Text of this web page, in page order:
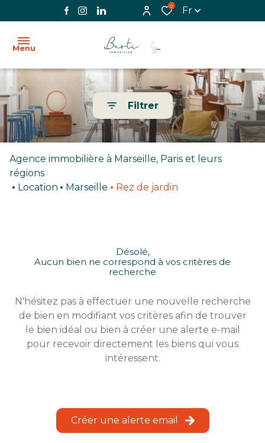
0 Fr
Menu
ACCUEIL
L'AGENCE
LOCATION
PROFESSIONNEL
CHASSE
IMMO
Filtrer
Agence immobilière à Marseille, Paris et leurs
régions
Location
Marseille Rez de jardin
Désolé,
Aucun bien ne correspond à vos critères de
recherche
N'hésitez pas à effectuer une nouvelle recherche
de bien en modifiant vos critères afin de trouver
le bien idéal ou bien à créer une alerte e-mail
pour recevoir directement les biens qui vous
intéressent.
Créer une alerte email